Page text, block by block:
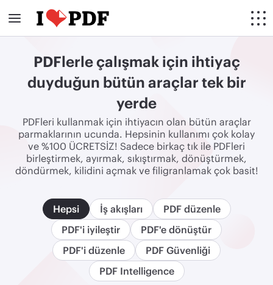
PDFlerle çalışmak için ihtiyaç
duyduğun bütün araçlar tek bir
yerde
PDFleri kullanmak için ihtiyacın olan bütün araçlar
parmaklarının ucunda. Hepsinin kullanımı çok kolay
ve %100 ÜCRETSİZ! Sadece birkaç tık ile PDFleri
birleştirmek, ayırmak, sıkıştırmak, dönüştürmek,
döndürmek, kilidini açmak ve filigranlamak çok basit!
Hepsi İş akışları
PDF düzenle
PDF'i iyileştir
PDF'e dönüştür
PDF'i düzenle
PDF Güvenliği
PDF Intelligence